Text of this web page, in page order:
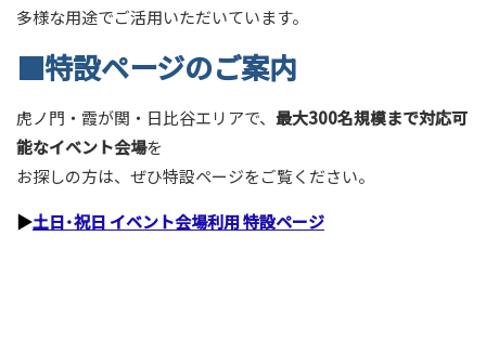
多様な用途でご活用いただいています。
■特設ページのご案内
虎ノ門・霞が関・日比谷エリアで、 最大300名規模まで対応可
能なイベント会場を
お探しの方は、ぜひ特設ページをご覧ください。
▶土日･祝日 イベント会場利用 特設ページ